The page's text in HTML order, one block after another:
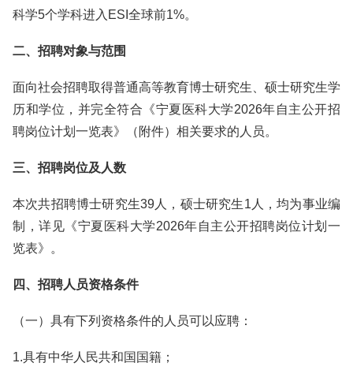
科学5个学科进入ESI全球前1%。
二、招聘对象与范围
面向社会招聘取得普通高等教育博士研究生、硕士研究生学
历和学位，并完全符合《宁夏医科大学2026年自主公开招
聘岗位计划一览表》（附件）相关要求的人员。
三、招聘岗位及人数
本次共招聘博士研究生39人，硕士研究生1人，均为事业编
制，详见《宁夏医科大学2026年自主公开招聘岗位计划一
览表》。
四、招聘人员资格条件
（一）具有下列资格条件的人员可以应聘：
1.具有中华人民共和国国籍；